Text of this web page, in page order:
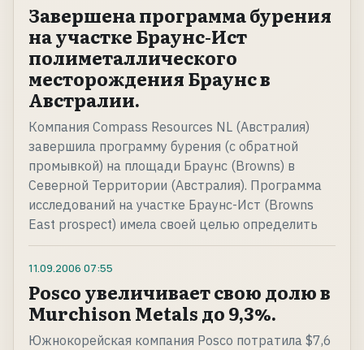
Завершена программа бурения
на участке Браунс-Ист
полиметаллического
месторождения Браунс в
Австралии.
Компания Compass Resources NL (Австралия)
завершила программу бурения (с обратной
промывкой) на площади Браунс (Browns) в
Северной Территории (Австралия). Программа
исследований на участке Браунс-Ист (Browns
East prospect) имела своей целью определить
11.09.2006 07:55
Posco увеличивает свою долю в
Murchison Metals до 9,3%.
Южнокорейская компания Posco потратила $7,6